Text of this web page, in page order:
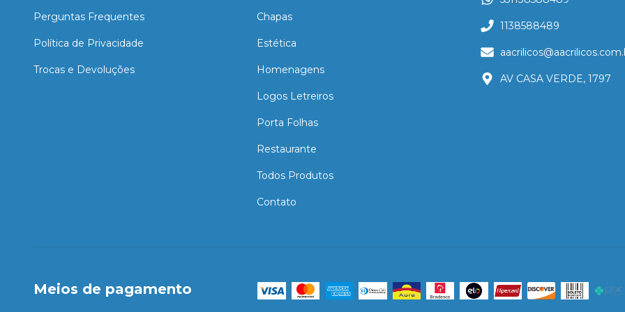
Perguntas Frequentes
Política de Privacidade
Trocas e Devoluções
Chapas
Estética
Homenagens
Logos Letreiros
Porta Folhas
Restaurante
Todos Produtos
Contato
1138588489
AV CASA VERDE, 1797
Meios de pagamento